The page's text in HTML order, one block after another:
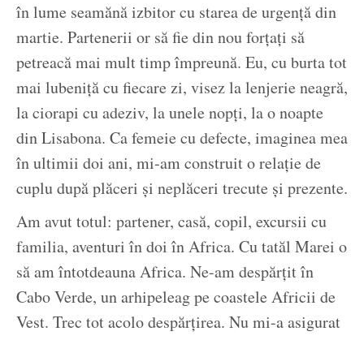
în lume seamănă izbitor cu starea de urgență din
martie. Partenerii or să fie din nou forțați să
petreacă mai mult timp împreună. Eu, cu burta tot
mai lubeniță cu fiecare zi, visez la lenjerie neagră,
la ciorapi cu adeziv, la unele nopți, la o noapte
din Lisabona. Ca femeie cu defecte, imaginea mea
în ultimii doi ani, mi-am construit o relație de
cuplu după plăceri și neplăceri trecute și prezente.
Am avut totul: partener, casă, copil, excursii cu
familia, aventuri în doi în Africa. Cu tatăl Marei o
să am întotdeauna Africa. Ne-am despărțit în
Cabo Verde, un arhipeleag pe coastele Africii de
Vest. Trec tot acolo despărțirea. Nu mi-a asigurat